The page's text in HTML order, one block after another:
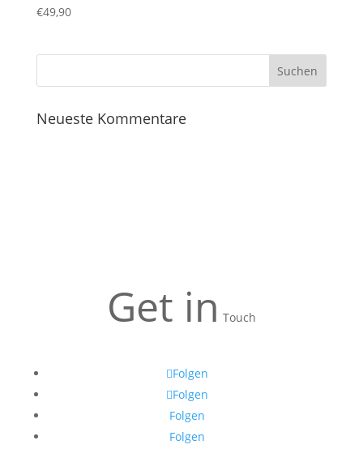
€49,90
Neueste Kommentare
Get in Touch
Folgen
Folgen
Folgen
Folgen